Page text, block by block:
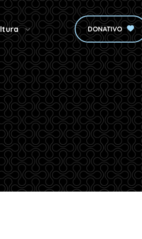
DONATIVO